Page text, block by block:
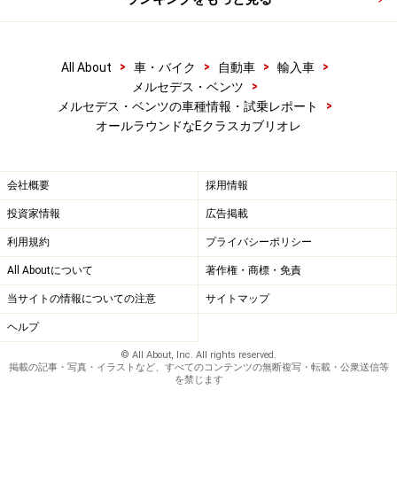
All About > 車・バイク > 自動車 > 輸入車
>
メルセデス・ベンツ
>
メルセデス・ベンツの車種情報・試乗レポート
>
オールラウンドなEクラスカブリオレ
会社概要 採用情報
投資家情報 広告掲載
利用規約 プライバシーポリシー
All Aboutについて 著作権・商標・免責
当サイトの情報についての注意 サイトマップ
ヘルプ
© All About, Inc. All rights reserved.
掲載の記事・写真・イラストなど、すべてのコンテンツの無断複写・転載・公衆送信等
を禁じます